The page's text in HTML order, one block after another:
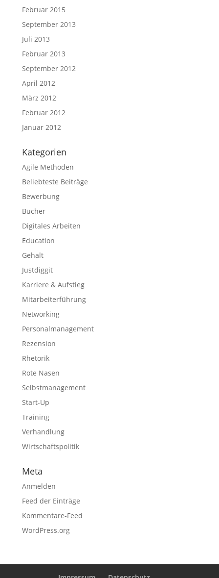
Februar 2015
September 2013
Juli 2013
Februar 2013
September 2012
April 2012
März 2012
Februar 2012
Januar 2012
Kategorien
Agile Methoden
Beliebteste Beiträge
Bewerbung
Bücher
Digitales Arbeiten
Education
Gehalt
Justdiggit
Karriere & Aufstieg
Mitarbeiterführung
Networking
Personalmanagement
Rezension
Rhetorik
Rote Nasen
Selbstmanagement
Start-Up
Training
Verhandlung
Wirtschaftspolitik
Meta
Anmelden
Feed der Einträge
Kommentare-Feed
WordPress.org